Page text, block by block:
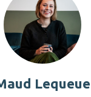
Lequeue